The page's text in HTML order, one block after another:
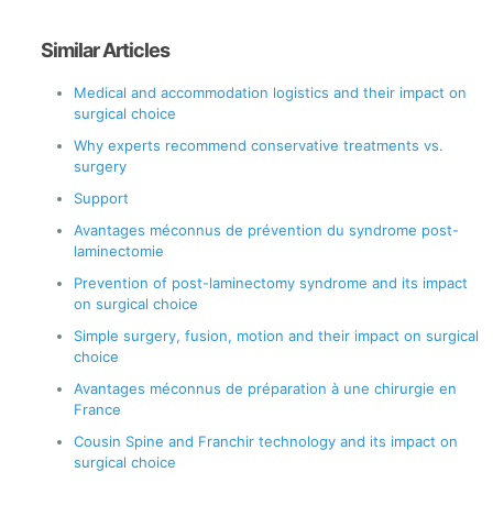
Similar Articles
Medical and accommodation logistics and their impact on
surgical choice
Why experts recommend conservative treatments vs.
surgery
Support
Avantages méconnus de prévention du syndrome post-
laminectomie
Prevention of post-laminectomy syndrome and its impact
on surgical choice
Simple surgery, fusion, motion and their impact on surgical
choice
Avantages méconnus de préparation à une chirurgie en
France
Cousin Spine and Franchir technology and its impact on
surgical choice